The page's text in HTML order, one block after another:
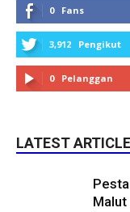
0 Fans
3,912 Pengikut
0 Pelanggan
LATEST ARTICLE
Malut